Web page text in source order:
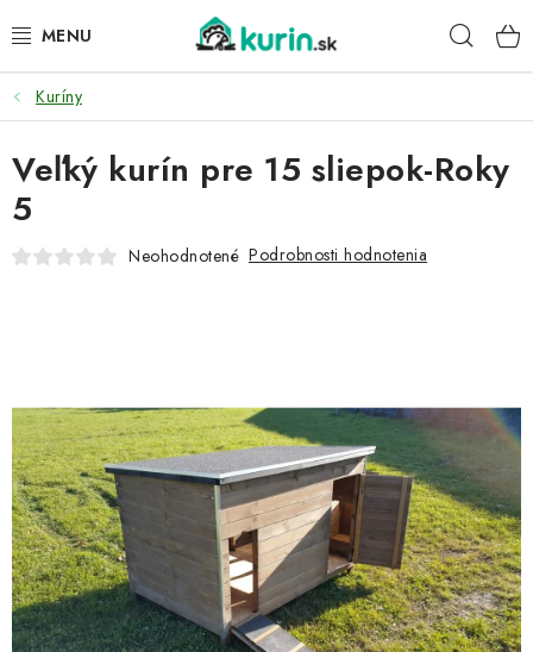
na
PRE HYDINU
PRE PSY
PRE ZAJACE
DOMÁCI WELLNESS
PRE VTÁKY
DARČEKOVÝ POUKAZ
Náš príbeh od začiatku Doprava Kontakt
Blog
Hodnotenie obchodu
Obchodné podmienky
Kuríny
Veľký kurín pre 15 sliepok-Roky
5
Neohodnotené Podrobnosti hodnotenia